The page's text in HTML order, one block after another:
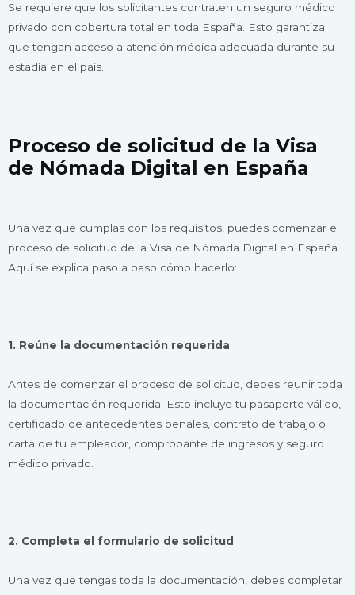
Se requiere que los solicitantes contraten un seguro médico
privado con cobertura total en toda España. Esto garantiza
que tengan acceso a atención médica adecuada durante su
estadía en el país.
Proceso de solicitud de la Visa
de Nómada Digital en España
Una vez que cumplas con los requisitos, puedes comenzar el
proceso de solicitud de la Visa de Nómada Digital en España.
Aquí se explica paso a paso cómo hacerlo:
1. Reúne la documentación requerida
Antes de comenzar el proceso de solicitud, debes reunir toda
la documentación requerida. Esto incluye tu pasaporte válido,
certificado de antecedentes penales, contrato de trabajo o
carta de tu empleador, comprobante de ingresos y seguro
médico privado.
2. Completa el formulario de solicitud
Una vez que tengas toda la documentación, debes completar